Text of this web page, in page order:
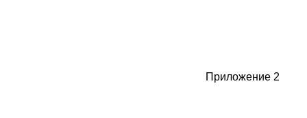
Приложение 2